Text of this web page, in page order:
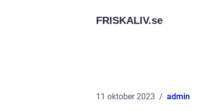
FRISKALIV.se
11 oktober 2023 admin